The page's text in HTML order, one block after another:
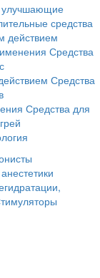
улучшающие
средства
действием
Средства
Средства
Средства для